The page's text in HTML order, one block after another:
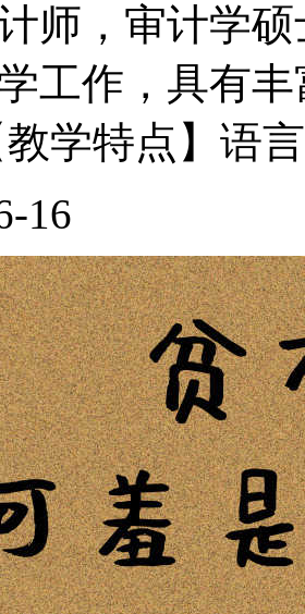
师，审计学
工作，具有
学特点】语
16